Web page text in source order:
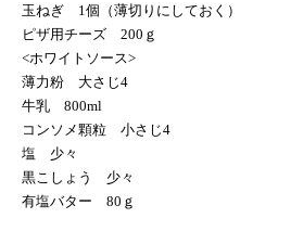
玉ねぎ 1 個（薄切りにしておく）
ピザ用チーズ 200 ｇ
<ホワイトソース>
薄力粉 大さじ4
牛乳 800ml
コンソメ顆粒 小さじ4
塩 少々
黒こしょう 少々
有塩バター 80 ｇ